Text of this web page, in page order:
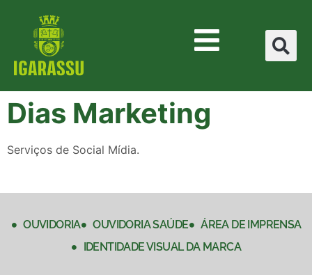
Dias Marketing
Serviços de Social Mídia.
OUVIDORIA OUVIDORIA SAÚDE
ÁREA DE IMPRENSA
IDENTIDADE VISUAL DA MARCA